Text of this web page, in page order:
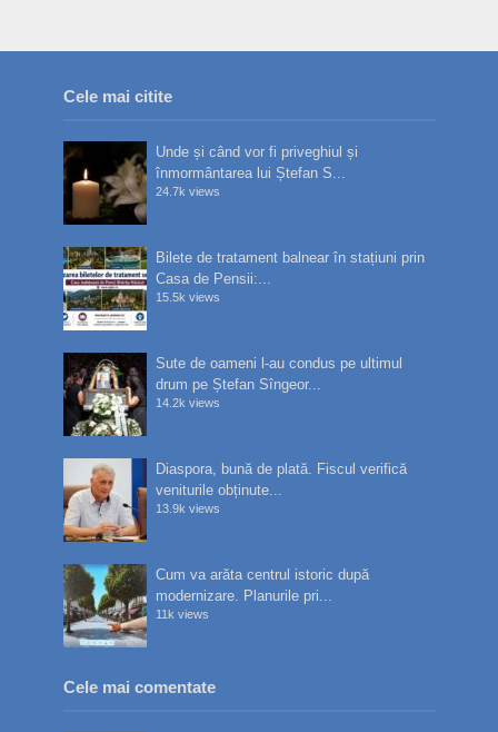
Cele mai citite
Unde și când vor fi priveghiul și
înmormântarea lui Ștefan S...
24.7k views
Bilete de tratament balnear în stațiuni prin
Casa de Pensii:...
15.5k views
Sute de oameni l-au condus pe ultimul
drum pe Ștefan Sîngeor...
14.2k views
Diaspora, bună de plată. Fiscul verifică
veniturile obținute...
13.9k views
Cum va arăta centrul istoric după
modernizare. Planurile pri...
11k views
Cele mai comentate